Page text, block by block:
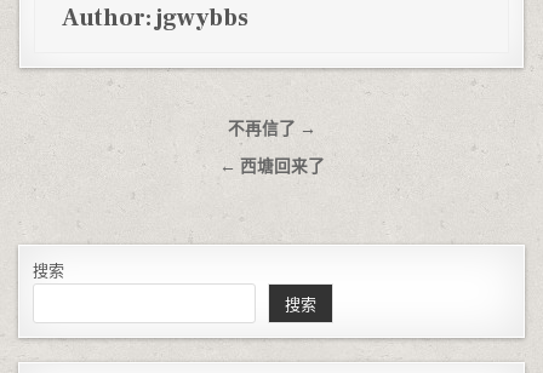
Author:jgwybbs
文章导航 不再信了 →
← 西塘回来了
搜索
搜索